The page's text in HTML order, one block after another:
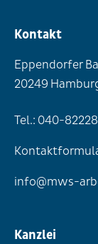
Kontakt
Eppendorfer
20249
Tel.: 040-
info@mws-
Kanzlei